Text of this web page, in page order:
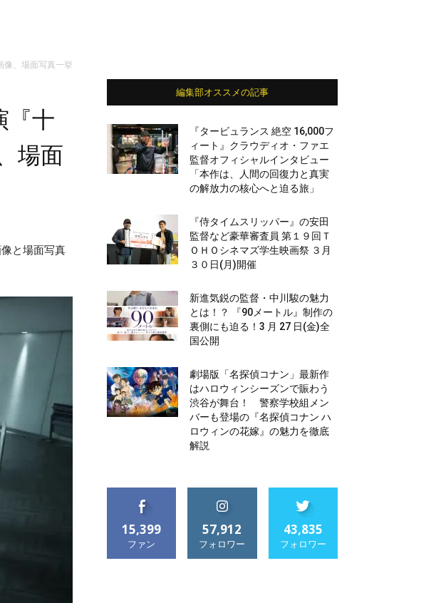
像、場面写真一挙
『十
場面
と場面写真
編集部オススメの記事
『タービュランス 絶空 16,000フ
ィート』クラウディオ・ファエ
監督オフィシャルインタビュー
「本作は、人間の回復力と真実
の解放力の核心へと迫る旅」
『侍タイムスリッパー』の安田
監督など豪華審査員 第１９回Ｔ
ＯＨＯシネマズ学生映画祭 ３月
３０日(月)開催
新進気鋭の監督・中川駿の魅力
とは！？ 『90メートル』制作の
裏側にも迫る！3 月 27 日(金)全
国公開
劇場版「名探偵コナン」最新作
はハロウィンシーズンで賑わう
渋谷が舞台！ 警察学校組メン
バーも登場の『名探偵コナン ハ
ロウィンの花嫁』の魅力を徹底
解説
15,399
ファン
57,912
フォロワー
43,835
フォロワー